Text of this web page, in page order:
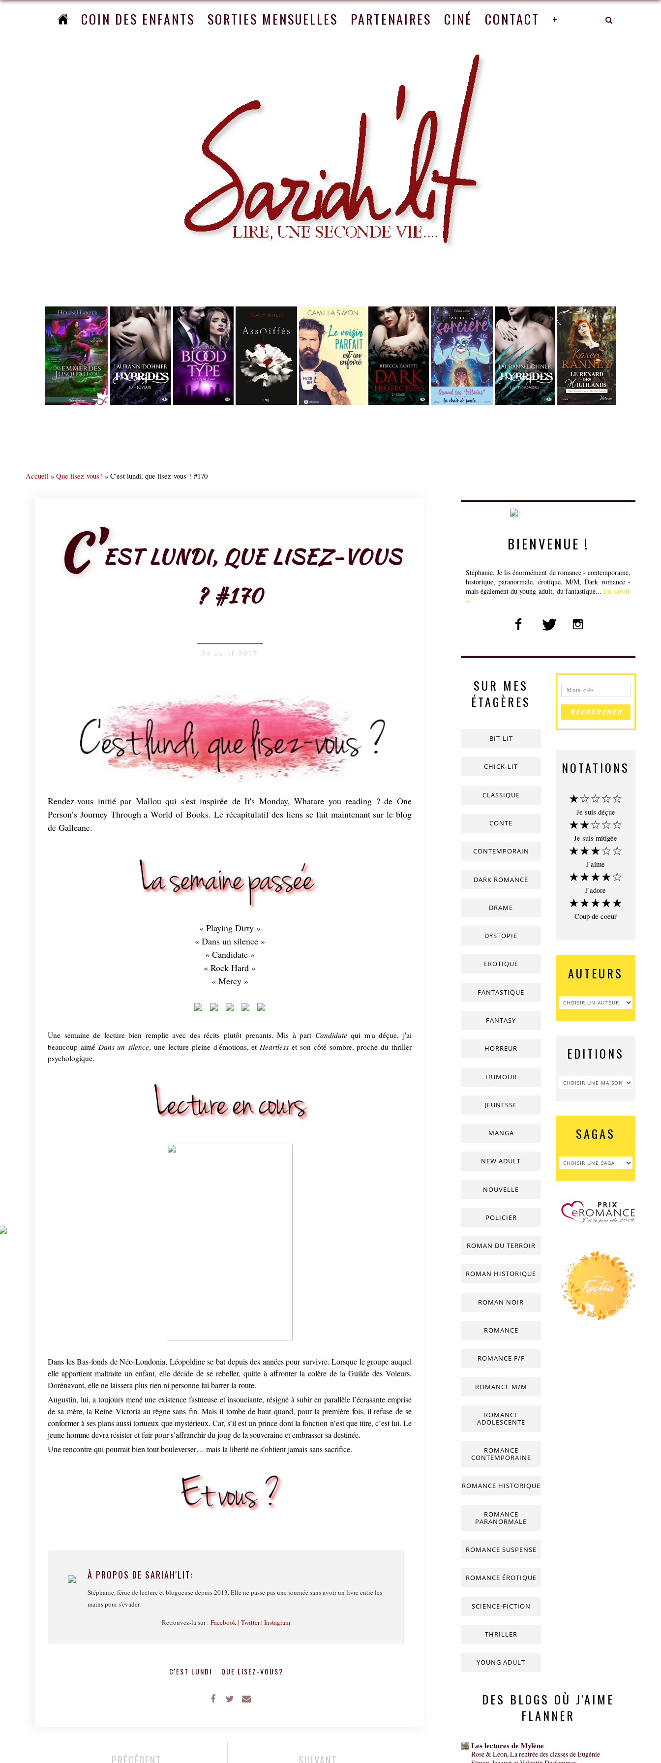
COIN DES ENFANTS SORTIES MENSUELLES PARTENAIRES CINÉ CONTACT +
Accueil » Que lisez-vous? » C'est lundi, que lisez-vous ? #170
C' EST LUNDI, QUE LISEZ-VOUS
? #170
24 avril 2017
Rendez-vous initié par Mallou qui s'est inspirée de It's Monday, Whatare you reading ? de One
Person’s Journey Through a World of Books. Le récapitulatif des liens se fait maintenant sur le blog
de Galleane.
« Playing Dirty »
« Dans un silence »
« Candidate »
« Rock Hard »
« Mercy »
Une semaine de lecture bien remplie avec des récits plutôt prenants. Mis à part Candidatequi m'a déçue, j'ai
beaucoup aimé Dans un silence, une lecture pleine d'émotions, etHeartlesset son côté sombre, proche du thriller
psychologique.
Dans les Bas-fonds de Néo-Londonia, Léopoldine se bat depuis des années pour survivre. Lorsque le groupe auquel
elle appartient maltraite un enfant, elle décide de se rebeller, quitte à affronter la colère de la Guilde des Voleurs.
Dorénavant, elle ne laissera plus rien ni personne lui barrer la route.
Augustin, lui, a toujours mené une existence fastueuse et insouciante, résigné à subir en parallèle l’écrasante emprise
de sa mère, la Reine Victoria au règne sans fin. Mais il tombe de haut quand, pour la première fois, il refuse de se
conformer à ses plans aussi tortueux que mystérieux. Car, s’il est un prince dont la fonction n’est que titre, c’est lui. Le
jeune homme devra résister et fuir pour s’affranchir du joug de la souveraine et embrasser sa destinée.
Une rencontre qui pourrait bien tout bouleverser… mais la liberté ne s’obtient jamais sans sacrifice.
À PROPOS DE SARIAH'LIT:
Stéphanie, férue de lecture et blogueuse depuis 2013. Elle ne passe pas une journée sans avoir un livre entre les
mains pour s'évader.
Retrouvez-la sur : Facebook | Twitter| Instagram
C'EST LUNDI QUE LISEZ-VOUS?
SUIVANT
PRÉCÉDENT
BIENVENUE !
Stéphanie. Je lis énormément de romance - contemporaine,
historique, paranormale, érotique, M/M, Dark romance -
mais également du young-adult, du fantastique... En savoir
+
SUR MES
ÉTAGÈRES
BIT-LIT
CHICK-LIT
CLASSIQUE
CONTE
CONTEMPORAIN
DARK ROMANCE
DRAME
DYSTOPIE
EROTIQUE
FANTASTIQUE
FANTASY
HORREUR
HUMOUR
JEUNESSE
MANGA
NEW ADULT
NOUVELLE
POLICIER
ROMAN DU TERROIR
ROMAN HISTORIQUE
ROMAN NOIR
ROMANCE
ROMANCE F/F
ROMANCE M/M
ROMANCE
ADOLESCENTE
ROMANCE
CONTEMPORAINE
ROMANCE HISTORIQUE
ROMANCE
PARANORMALE
ROMANCE SUSPENSE
ROMANCE ÉROTIQUE
SCIENCE-FICTION
THRILLER
YOUNG ADULT
NOTATIONS
★☆☆☆☆
Je suis déçue
★★☆☆☆
Je suis mitigée
★★★☆☆
J'aime
★★★★☆
J'adore
★★★★★
Coup de coeur
AUTEURS
EDITIONS
SAGAS
DES BLOGS OÙ J'AIME
FLANNER
Les lectures de Mylène
Rose & Léon, La rentrée des classes de Eugénie